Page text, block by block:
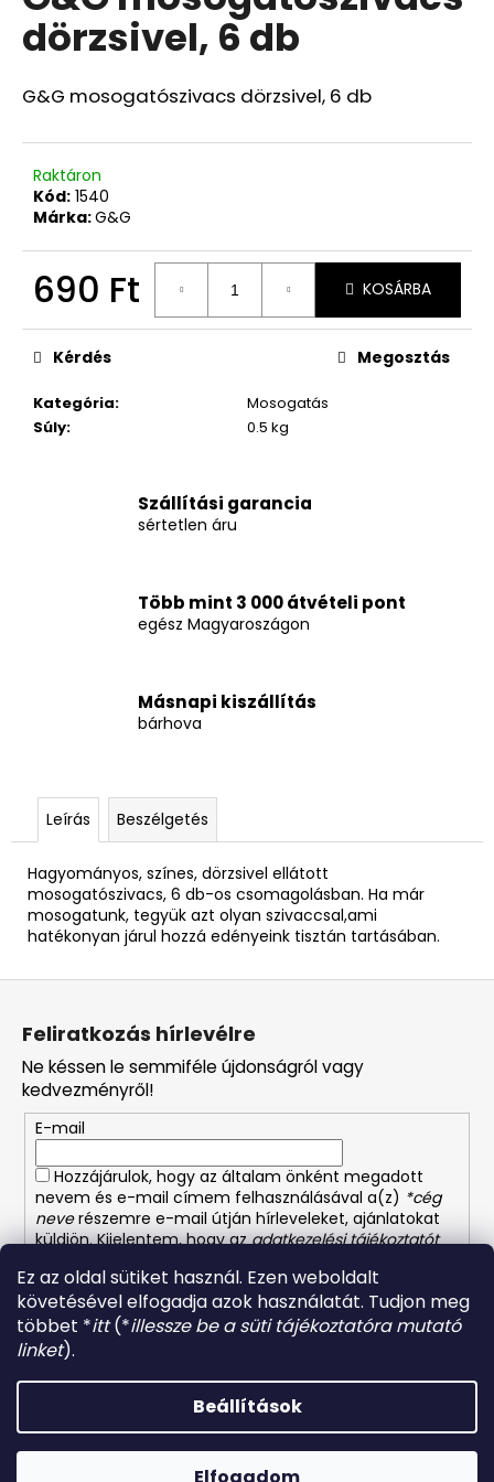
Ez az oldal sütiket használ. Ezen weboldalt
követésével elfogadja azok használatát. Tudjon meg
többet *itt(*illessze be a süti tájékoztatóra mutató
linket).
Beállítások
ből
csillag.
dörzsivel, 6 db
G&G mosogatószivacs dörzsivel, 6 db
Raktáron
Kód: 1540
Márka:G&G
690 Ft KOSÁRBA
Kategória:
Mosogatás
Súly: 0.5 kg
Kérdés Megosztás
Szállítási garancia
sértetlen áru
Több mint 3 000 átvételi pont
egész Magyaroszágon
Másnapi kiszállítás
bárhova
Leírás Beszélgetés
Hagyományos, színes, dörzsivel ellátott
mosogatószivacs, 6 db-os csomagolásban. Ha már
mosogatunk, tegyük azt olyan szivaccsal,ami
hatékonyan járul hozzá edényeink tisztán tartásában.
L
Feliratkozás hírlevélre
Ne késsen le semmiféle újdonságról vagy
kedvezményről!
E-mail
Hozzájárulok, hogy az általam önként megadott
nevem és e-mail címem felhasználásával a(z) *cég
neverészemre e-mail útján hírleveleket, ajánlatokat
küldjön. Kijelentem, hogy azadatkezelési tájékoztatót
bármikor visszavonhatom.
FELIRATKOZÁS
Copyright 2026Német-osztrák vegyiáru és illatszer.